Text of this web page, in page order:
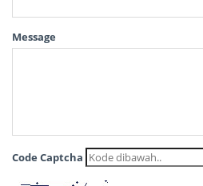
Message
Code Captcha